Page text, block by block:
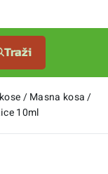
Traži
/Masna kosa /
10ml